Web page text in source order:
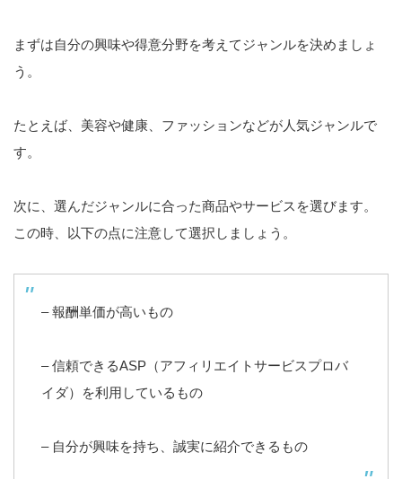
まずは自分の興味や得意分野を考えてジャンルを決めましょ
う。
たとえば、美容や健康、ファッションなどが人気ジャンルで
す。
次に、選んだジャンルに合った商品やサービスを選びます。
この時、以下の点に注意して選択しましょう。
– 報酬単価が高いもの
– 信頼できるASP（アフィリエイトサービスプロバ
イダ）を利用しているもの
– 自分が興味を持ち、誠実に紹介できるもの